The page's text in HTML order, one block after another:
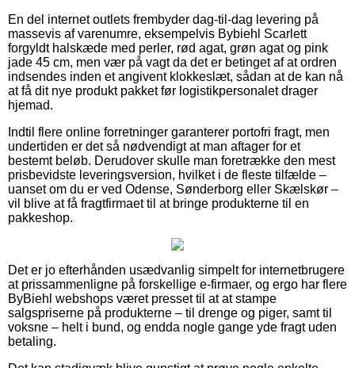
En del internet outlets frembyder dag-til-dag levering på
massevis af varenumre, eksempelvis Bybiehl Scarlett
forgyldt halskæde med perler, rød agat, grøn agat og pink
jade 45 cm, men vær på vagt da det er betinget af at ordren
indsendes inden et angivent klokkeslæt, sådan at de kan nå
at få dit nye produkt pakket før logistikpersonalet drager
hjemad.
Indtil flere online forretninger garanterer portofri fragt, men
undertiden er det så nødvendigt at man aftager for et
bestemt beløb. Derudover skulle man foretrække den mest
prisbevidste leveringsversion, hvilket i de fleste tilfælde –
uanset om du er ved Odense, Sønderborg eller Skælskør –
vil blive at få fragtfirmaet til at bringe produkterne til en
pakkeshop.
Det er jo efterhånden usædvanlig simpelt for internetbrugere
at prissammenligne på forskellige e-firmaer, og ergo har flere
ByBiehl webshops været presset til at at stampe
salgspriserne på produkterne – til drenge og piger, samt til
voksne – helt i bund, og endda nogle gange yde fragt uden
betaling.